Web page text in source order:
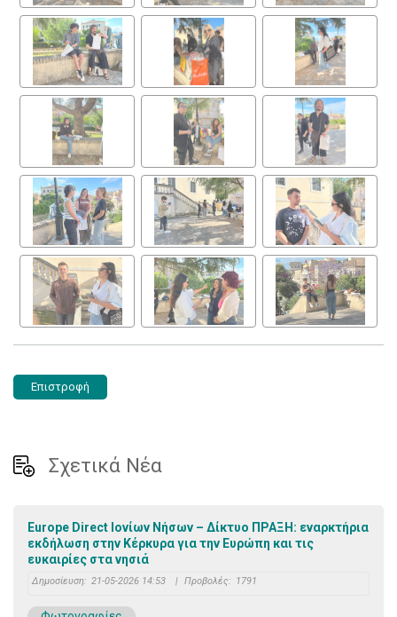
Επιστροφή
Σχετικά Νέα
Europe Direct Ιονίων Νήσων – Δίκτυο ΠΡΑΞΗ: εναρκτήρια
εκδήλωση στην Κέρκυρα για την Ευρώπη και τις
ευκαιρίες στα νησιά
Δημοσίευση: 21-05-2026 14:53 | Προβολές: 1791